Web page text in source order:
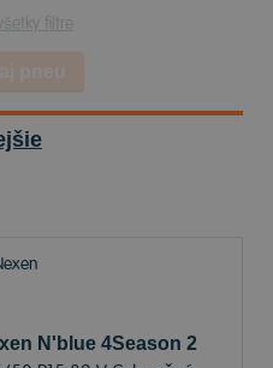
filtre
N'blue 4Season 2